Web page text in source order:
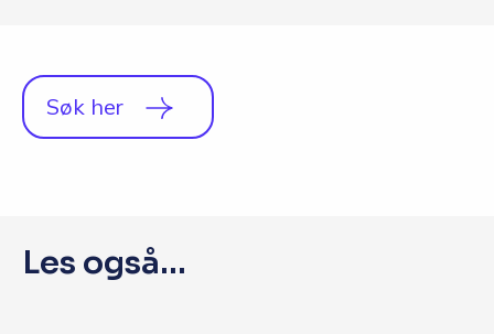
English
Søk her
Les også...